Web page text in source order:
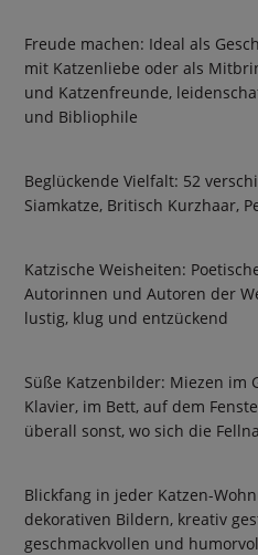
Freude machen: Ideal als
mit Katzenliebe oder als
und Katzenfreunde,
und Bibliophile
Beglückende Vielfalt: 52
Siamkatze, Britisch Kurzhaar,
Katzische Weisheiten:
Autorinnen und Autoren der
lustig, klug und entzückend
Süße Katzenbilder: Miezen im
Klavier, im Bett, auf dem
überall sonst, wo sich die
Blickfang in jeder Katzen-
dekorativen Bildern, kreativ
geschmackvollen und